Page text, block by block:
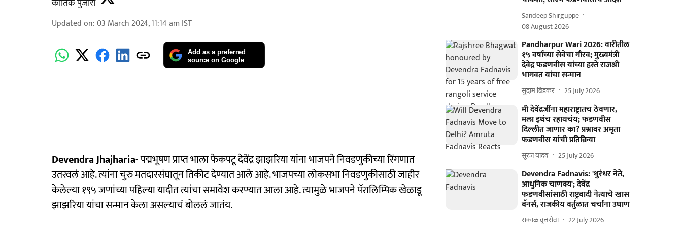
कार्तिक पुजारी
Updated on:03 March 2024, 11:14 am IST
Add as a preferred
source on Google
Devendra Jhajharia- पद्मभूषण प्राप्त भाला फेकपटू देवेंद्र झाझरिया यांना भाजपने निवडणुकीच्या रिंगणात
उतरवलं आहे. त्यांना चुरु मतदारसंघातून तिकीट देण्यात आले आहे. भाजपच्या लोकसभा निवडणुकीसाठी जाहीर
केलेल्या १९५ जणांच्या पहिल्या यादीत त्यांचा समावेश करण्यात आला आहे. त्यामुळे भाजपने पॅरालिम्पिक खेळाडू
झाझरिया यांचा सन्मान केला असल्याचं बोललं जातंय.
Sandeep Shirguppe
08 August 2026
Pandharpur Wari 2026: वारीतील
१५ वर्षांच्या सेवेचा गौरव; मुख्यमंत्री
देवेंद्र फडणवीस यांच्या हस्ते राजश्री
भागवत यांचा सन्मान
सुदाम बिडकर 25 July 2026
मी देवेंद्रजींना महाराष्ट्रातच ठेवणार,
मला इथंच रहायचंय; फडणवीस
दिल्लीत जाणार का? प्रश्नावर अमृता
फडणवीस यांची प्रतिक्रिया
सूरज यादव 25 July 2026
Devendra Fadnavis: 'धुरंधर नेते,
आधुनिक चाणक्य'; देवेंद्र
फडणवीसांसाठी राष्ट्रवादी नेत्याचे खास
बॅनर्स, राजकीय वर्तुळात चर्चांना उधाण
सकाळ वृत्तसेवा 22 July 2026